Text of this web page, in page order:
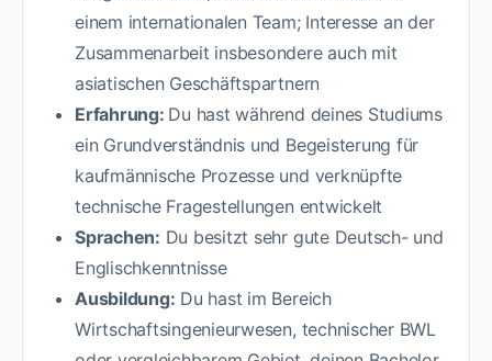
einem internationalen Team; Interesse an der
Zusammenarbeit insbesondere auch mit
asiatischen Geschäftspartnern
Erfahrung: Du hast während deines Studiums
ein Grundverständnis und Begeisterung für
kaufmännische Prozesse und verknüpfte
technische Fragestellungen entwickelt
Sprachen: Du besitzt sehr gute Deutsch- und
Englischkenntnisse
Ausbildung: Du hast im Bereich
Wirtschaftsingenieurwesen, technischer BWL